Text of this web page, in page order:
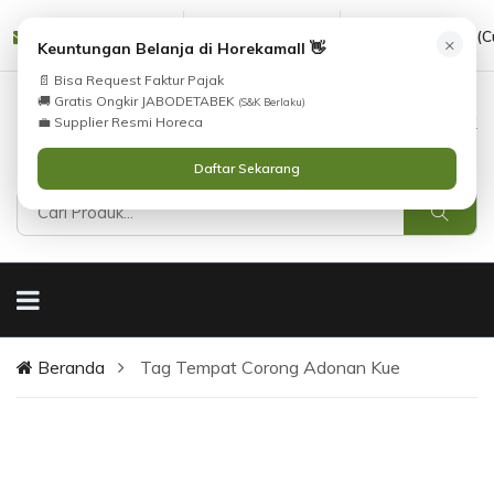
(021) 38783380 08551688000
Masuk
×
Keuntungan Belanja di Horekamall 👋
📄 Bisa Request Faktur Pajak
🚚 Gratis Ongkir JABODETABEK (S&K Berlaku)
💼 Supplier Resmi Horeca
Daftar Sekarang
Beranda Tag Tempat Corong Adonan Kue
i
Tidak Menemukan Produk yang Anda Cari?
Silahkan lihatKatalog
Hubungi Kami